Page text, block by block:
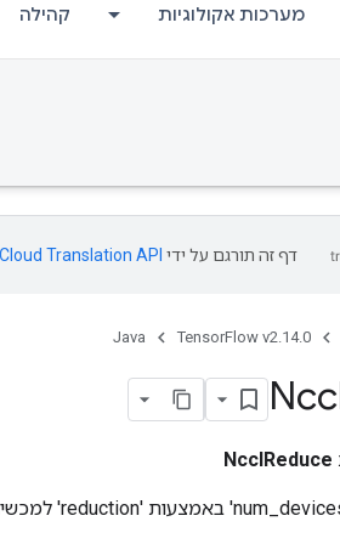
מערכות אקולוגיות קהילה
דף זה תורגם על ידי Cloud Translation API
TensorFlow v2.14.0
Java
NcclReduce